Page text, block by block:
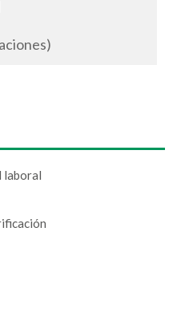
laboral